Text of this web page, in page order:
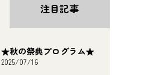
注目記事
★秋の祭典プログラム★
2025/07/16